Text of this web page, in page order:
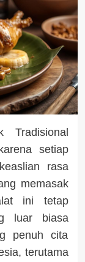
setiap
rasa
memasak
ini tetap
luar biasa
penuh cita
terutama